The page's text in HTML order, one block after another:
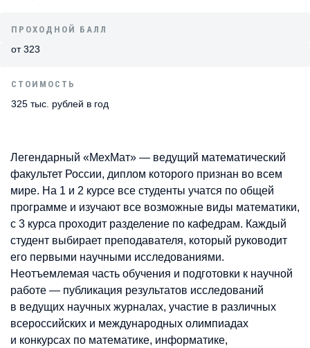
ПРОХОДНОЙ БАЛЛ
от 323
СТОИМОСТЬ
325 тыс. рублей в год
Легендарный «МехМат» — ведущий математический
факультет России, диплом которого признан во всем
мире. На 1 и 2 курсе все студенты учатся по общей
программе и изучают все возможные виды математики,
с 3 курса проходит разделение по кафедрам. Каждый
студент выбирает преподавателя, который руководит
его первыми научными исследованиями.
Неотъемлемая часть обучения и подготовки к научной
работе — публикация результатов исследований
в ведущих научных журналах, участие в различных
всероссийских и международных олимпиадах
и конкурсах по математике, информатике,